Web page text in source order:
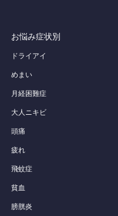
お悩み症状別
ドライアイ
めまい
月経困難症
大人ニキビ
頭痛
疲れ
飛蚊症
貧血
膀胱炎